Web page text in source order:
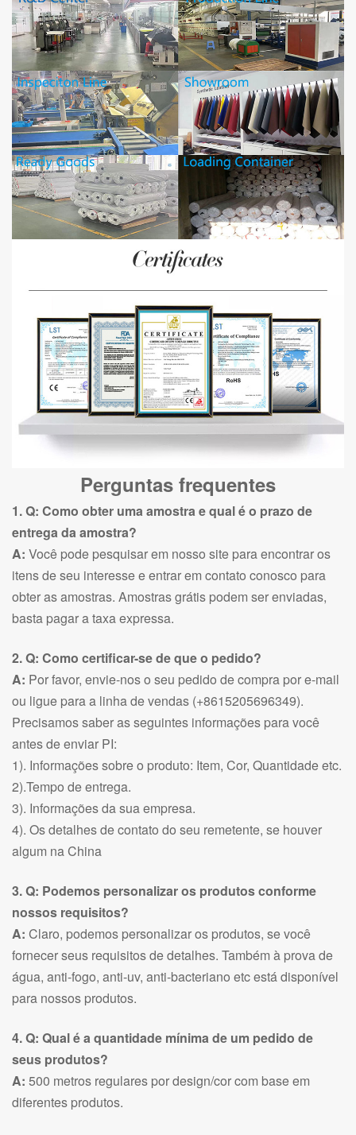
Perguntas frequentes
1. Q: Como obter uma amostra e qual é o prazo de
entrega da amostra?
A: Você pode pesquisar em nosso site para encontrar os
itens de seu interesse e entrar em contato conosco para
obter as amostras. Amostras grátis podem ser enviadas,
basta pagar a taxa expressa.
2. Q: Como certificar-se de que o pedido?
A: Por favor, envie-nos o seu pedido de compra por e-mail
ou ligue para a linha de vendas (+8615205696349).
Precisamos saber as seguintes informações para você
antes de enviar PI:
1). Informações sobre o produto: Item, Cor, Quantidade etc.
2).Tempo de entrega.
3). Informações da sua empresa.
4). Os detalhes de contato do seu remetente, se houver
algum na China
3. Q: Podemos personalizar os produtos conforme
nossos requisitos?
A: Claro, podemos personalizar os produtos, se você
fornecer seus requisitos de detalhes. Também à prova de
água, anti-fogo, anti-uv, anti-bacteriano etc está disponível
para nossos produtos.
4. Q: Qual é a quantidade mínima de um pedido de
seus produtos?
A: 500 metros regulares por design/cor com base em
diferentes produtos.